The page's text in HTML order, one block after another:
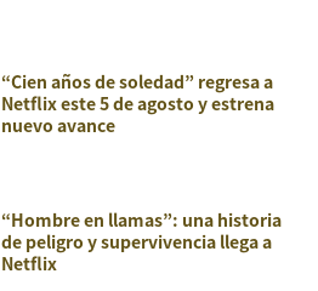
“Cien años de soledad” regresa a
Netflix este 5 de agosto y estrena
nuevo avance
“Hombre en llamas”: una historia
de peligro y supervivencia llega a
Netflix